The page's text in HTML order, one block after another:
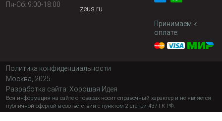
Пн-Сб: 9:00-18:00
zeus.ru
Принимаем к
оплате:
Политика конфиденциальности
Москва, 2025
Разработка сайта: Хорошая Идея
Вся информация на сайте о товарах носит справочный характер и не является
публичной офертой в соответствии с пунктом 2 статьи 437 ГК РФ.